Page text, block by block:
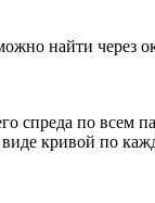
найти через
спреда по всем
кривой по